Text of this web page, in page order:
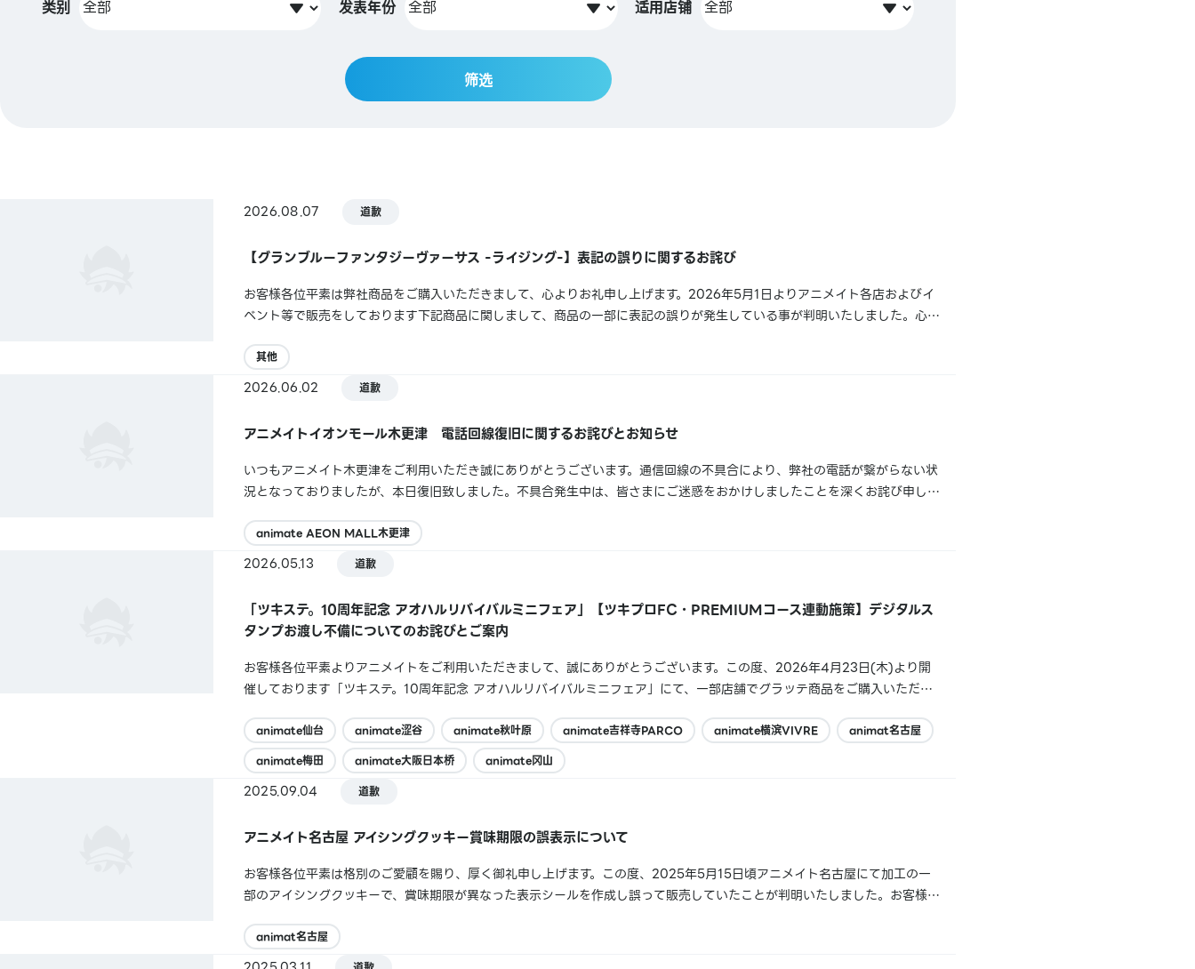
类别 发表年份 适用店铺
筛选
2026.08.07 道歉
【グランブルーファンタジーヴァーサス -ライジング-】表記の誤りに関するお詫び
お客様各位平素は弊社商品をご購入いただきまして、心よりお礼申し上げます。2026年5月1日よりアニメイト各店およびイ
ベント等で販売をしております下記商品に関しまして、商品の一部に表記の誤りが発生している事が判明いたしました。心よ
其他
2026.06.02 道歉
アニメイトイオンモール木更津 電話回線復旧に関するお詫びとお知らせ
いつもアニメイト木更津をご利用いただき誠にありがとうございます。通信回線の不具合により、弊社の電話が繋がらない状
況となっておりましたが、本日復旧致しました。不具合発生中は、皆さまにご迷惑をおかけしましたことを深くお詫び申し上
話 ：0438-53-7851営業時間 ：10:00～21:00...
animate AEON MALL木更津
2026.05.13 道歉
「ツキステ。10周年記念 アオハルリバイバルミニフェア」【ツキプロFC・PREMIUMコース連動施策】デジタルス
タンプお渡し不備についてのお詫びとご案内
お客様各位平素よりアニメイトをご利用いただきまして、誠にありがとうございます。この度、2026年4月23日(木)より開
催しております「ツキステ。10周年記念 アオハルリバイバルミニフェア」にて、一部店舗でグラッテ商品をご購入いただい
ました。お客様には多大なるご迷惑をおかけしましたこと、...
animate仙台 animate涩谷 animate秋叶原 animate吉祥寺PARCO animate横滨VIVRE
animat名古屋
animate梅田
animate大阪日本桥 animate冈山
2025.09.04 道歉
アニメイト名古屋 アイシングクッキー賞味期限の誤表示について
お客様各位平素は格別のご愛顧を賜り、厚く御礼申し上げます。この度、2025年5月15日頃アニメイト名古屋にて加工の一
部のアイシングクッキーで、賞味期限が異なった表示シールを作成し誤って販売していたことが判明いたしました。お客様に
期限内にあり、万が一すでにお召し上がりになられた場合でも品質...
animat名古屋